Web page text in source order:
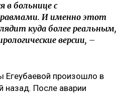
в больнице с
И именно этот
куда более реальным,
версии, –
произошло в
назад. После аварии